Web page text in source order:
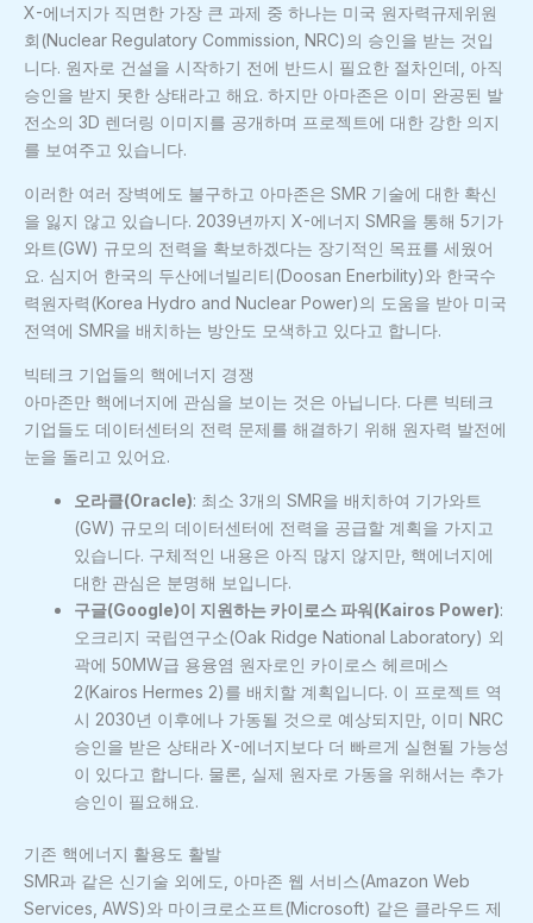
X-에너지가 직면한 가장 큰 과제 중 하나는 미국 원자력규제위원
회(Nuclear Regulatory Commission, NRC)의 승인을 받는 것입
니다. 원자로 건설을 시작하기 전에 반드시 필요한 절차인데, 아직
승인을 받지 못한 상태라고 해요. 하지만 아마존은 이미 완공된 발
전소의 3D 렌더링 이미지를 공개하며 프로젝트에 대한 강한 의지
를 보여주고 있습니다.
이러한 여러 장벽에도 불구하고 아마존은 SMR 기술에 대한 확신
을 잃지 않고 있습니다. 2039년까지 X-에너지 SMR을 통해 5기가
와트(GW) 규모의 전력을 확보하겠다는 장기적인 목표를 세웠어
요. 심지어 한국의 두산에너빌리티(Doosan Enerbility)와 한국수
력원자력(Korea Hydro and Nuclear Power)의 도움을 받아 미국
전역에 SMR을 배치하는 방안도 모색하고 있다고 합니다.
빅테크 기업들의 핵에너지 경쟁
아마존만 핵에너지에 관심을 보이는 것은 아닙니다. 다른 빅테크
기업들도 데이터센터의 전력 문제를 해결하기 위해 원자력 발전에
눈을 돌리고 있어요.
오라클(Oracle): 최소 3개의 SMR을 배치하여 기가와트
(GW) 규모의 데이터센터에 전력을 공급할 계획을 가지고
있습니다. 구체적인 내용은 아직 많지 않지만, 핵에너지에
대한 관심은 분명해 보입니다.
구글(Google)이 지원하는 카이로스 파워(Kairos Power):
오크리지 국립연구소(Oak Ridge National Laboratory) 외
곽에 50MW급 용융염 원자로인 카이로스 헤르메스
2(Kairos Hermes 2)를 배치할 계획입니다. 이 프로젝트 역
시 2030년 이후에나 가동될 것으로 예상되지만, 이미 NRC
승인을 받은 상태라 X-에너지보다 더 빠르게 실현될 가능성
이 있다고 합니다. 물론, 실제 원자로 가동을 위해서는 추가
승인이 필요해요.
기존 핵에너지 활용도 활발
SMR과 같은 신기술 외에도, 아마존 웹 서비스(Amazon Web
Services, AWS)와 마이크로소프트(Microsoft) 같은 클라우드 제